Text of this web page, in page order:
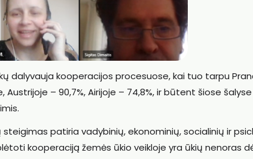
dalyvauja kooperacijos procesuose, kai tuo tarpu
– 90,7%, Airijoje – 74,8%, ir būtent šiose
patiria vadybinių, ekonominių, socialinių ir
kooperaciją žemės ūkio veikloje yra ūkių nenoras